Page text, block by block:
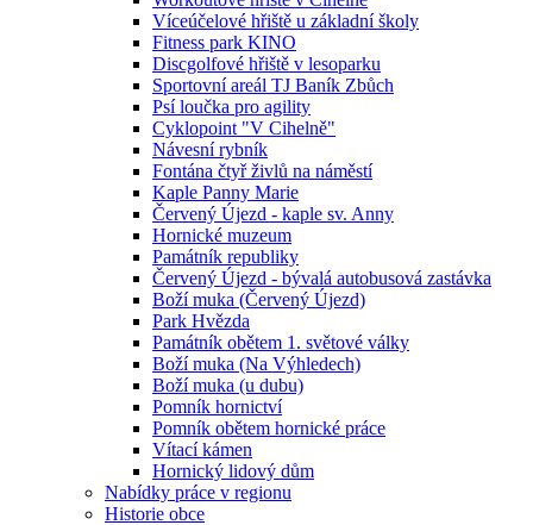
Víceúčelové hřiště u základní školy
Fitness park KINO
Discgolfové hřiště v lesoparku
Sportovní areál TJ Baník Zbůch
Psí loučka pro agility
Cyklopoint "V Cihelně"
Návesní rybník
Fontána čtyř živlů na náměstí
Kaple Panny Marie
Červený Újezd - kaple sv. Anny
Hornické muzeum
Památník republiky
Červený Újezd - bývalá autobusová zastávka
Boží muka (Červený Újezd)
Park Hvězda
Památník obětem 1. světové války
Boží muka (Na Výhledech)
Boží muka (u dubu)
Pomník hornictví
Pomník obětem hornické práce
Vítací kámen
Hornický lidový dům
Nabídky práce v regionu
Historie obce